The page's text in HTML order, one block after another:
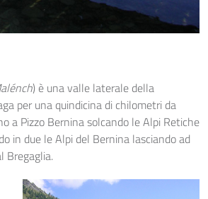
) è una valle laterale della
per una quindicina di chilometri da
a Pizzo Bernina solcando le Alpi Retiche
in due le Alpi del Bernina lasciando ad
Bregaglia.